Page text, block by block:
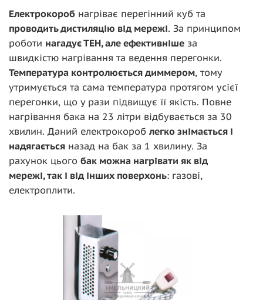
Електрокороб нагріває перегінний куб та
проводить дистиляцію від мережі. За принципом
роботи нагадує ТЕН, але ефективніше за
швидкістю нагрівання та ведення перегонки.
Температура контролюється диммером, тому
утримується та сама температура протягом усієї
перегонки, що у рази підвищує її якість. Повне
нагрівання бака на 23 літри відбувається за 30
хвилин. Даний електрокороб легко знімається і
надягається назад на бак за 1 хвилину. За
рахунок цього бак можна нагрівати як від
мережі, так і від інших поверхонь: газові,
електроплити.